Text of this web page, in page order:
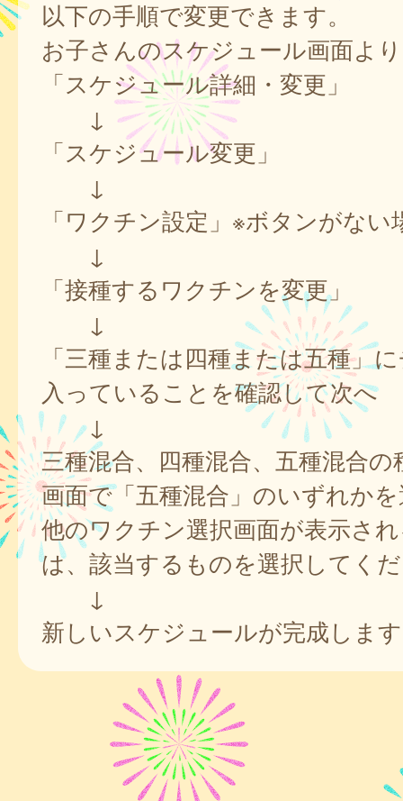
以下の手順で変更できます。
お子さんのスケジュール画面より
「スケジュール詳細・変更」
↓
「スケジュール変更」
↓
「ワクチン設定」※ボタンがない
↓
「接種するワクチンを変更」
↓
「三種または四種または五種」
入っていることを確認して次へ
↓
三種混合、四種混合、五種混合の
画面で「五種混合」のいずれか
他のワクチン選択画面が表示さ
は、該当するものを選択してく
↓
新しいスケジュールが完成しま